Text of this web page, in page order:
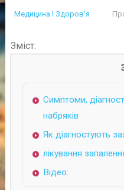
Медицина І Здоров'я
Зміст:
Симптоми,
набряків
Як діагностують
лікування
Відео: